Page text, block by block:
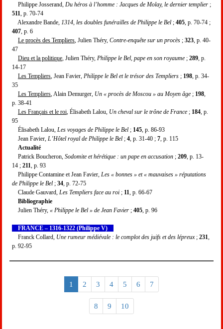
Philippe Josserand, Du héros à l’homme : Jacques de Molay, le dernier templier ;
511 , p. 70-74
Alexandre Bande, 1314, les doubles funérailles de Philippe le Bel ; 405 , p. 70-74 ;
407 , p. 6
Le procès des Templiers , Julien Théry, Contre-enquête sur un procès ; 323 , p. 40-
47
Dieu et la politique , Julien Théry, Philippe le Bel, pape en son royaume ; 289 , p.
14-17
Les Templiers , Jean Favier, Philippe le Bel et le trésor des Templiers ; 198 , p. 34-
35
Les Templiers , Alain Demurger, Un « procès de Moscou » au Moyen âge ; 198
p. 38-41
Les Français et le roi , Élisabeth Lalou, Un cheval sur le trône de France ; 184 , p.
95
Élisabeth Lalou, Les voyages de Philippe le Bel ; 145 , p. 86-93
Jean Favier, L’Hôtel royal de Philippe le Bel ; 4 , p. 31-40 ; 7 , p. 115
Actualité
Patrick Boucheron, Sodomite et hérétique : un pape en accusation ; 209 , p. 13-
14 ; 211 , p. 93
Philippe Contamine et Jean Favier, Les « bonnes » et « mauvaises » réputations
de Philippe le Bel ; 34 , p. 72-75
Claude Gauvard, Les Templiers face au roi ; 11 , p. 66-67
Bibliographie
Julien Théry, « Philippe le Bel » de Jean Favier ; 405 , p. 96
FRANCE – 1316-1322 (Philippe V)
Franck Collard, Une rumeur médiévale : le complot des juifs et des lépreux; 231
p. 92-95
1 2 3 4 5 6 7
8 9 10